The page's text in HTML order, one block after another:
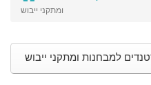
ומתקני ייבוש
למבחנות ומתקני ייבוש